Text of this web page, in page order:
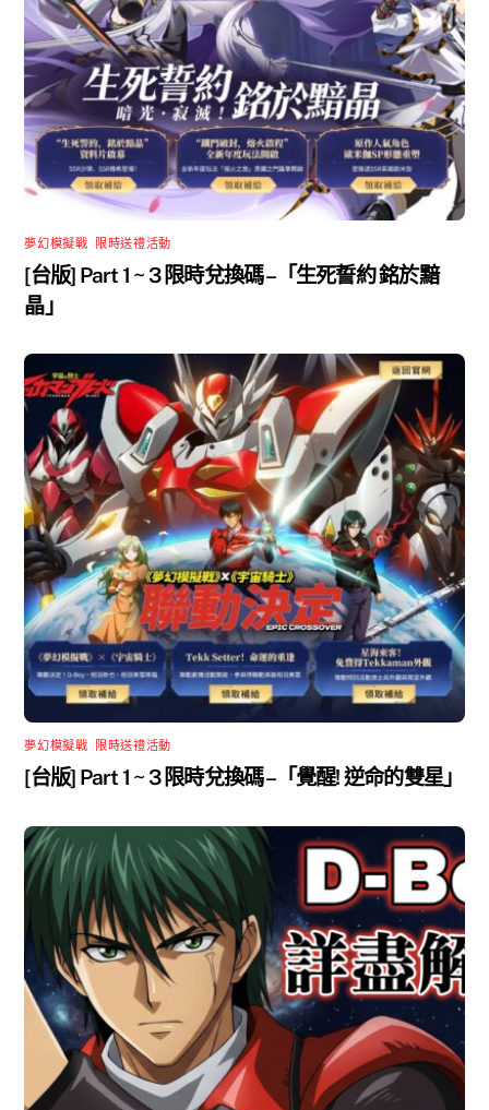
夢幻模擬戰 限時送禮活動
[台版] Part 1 ~ 3 限時兌換碼 –「生死誓約 銘於黯
晶」
夢幻模擬戰 限時送禮活動
[台版] Part 1 ~ 3 限時兌換碼 –「覺醒! 逆命的雙星」